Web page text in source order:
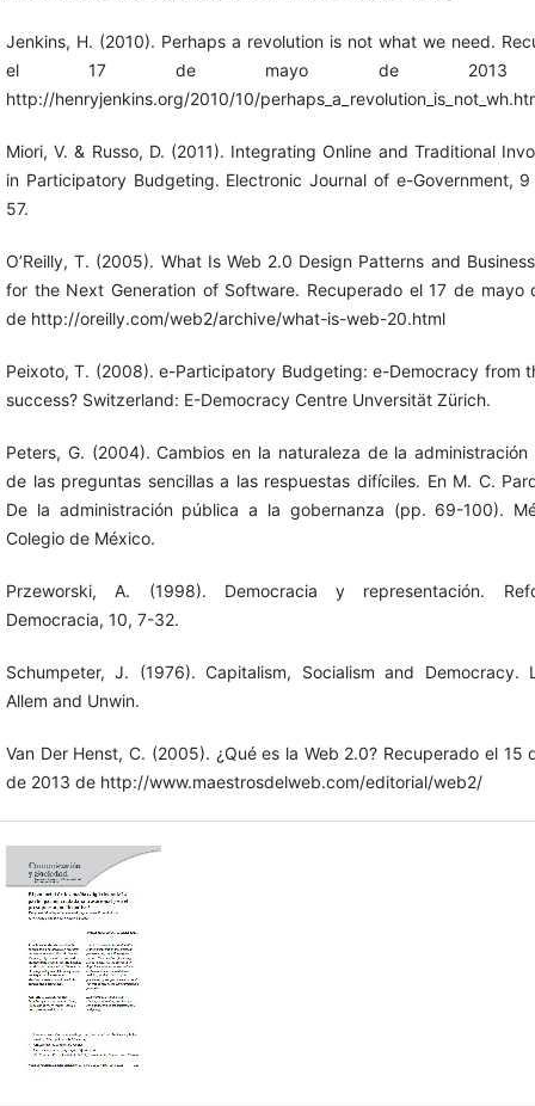
Jenkins, H. (2010). Perhaps a revolution is not what we need.
el 17 de mayo de 2013
http://henryjenkins.org/2010/10/
Miori, V. & Russo, D. (2011). Integrating Online and Traditional
in Participatory Budgeting. Electronic Journal of e-Government, 9
57.
O’Reilly, T. (2005). What Is Web 2.0 Design Patterns and
for the Next Generation of Software. Recuperado el 17 de mayo
de http://oreilly.com/web2/archive/what-is-web-20.html
Peixoto, T. (2008). e-Participatory Budgeting: e-Democracy from
success? Switzerland: E-Democracy Centre Unversität Zürich.
Peters, G. (2004). Cambios en la naturaleza de la administración
de las preguntas sencillas a las respuestas difíciles. En M. C.
De la administración pública a la gobernanza (pp. 69-100).
Colegio de México.
Przeworski, A. (1998). Democracia y representación.
Democracia, 10, 7-32.
Schumpeter, J. (1976). Capitalism, Socialism and Democracy.
Allem and Unwin.
Van Der Henst, C. (2005). ¿Qué es la Web 2.0? Recuperado el 15
de 2013 de http://www.maestrosdelweb.com/editorial/web2/